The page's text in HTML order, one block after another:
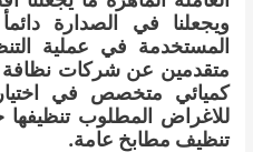
ويجعلنا في الصدارة
المستخدمة في عملية
متقدمين عن شركات نظافة
كميائي متخصص في اختيار
للاغراض المطلوب
تنظيف مطابخ عامة.